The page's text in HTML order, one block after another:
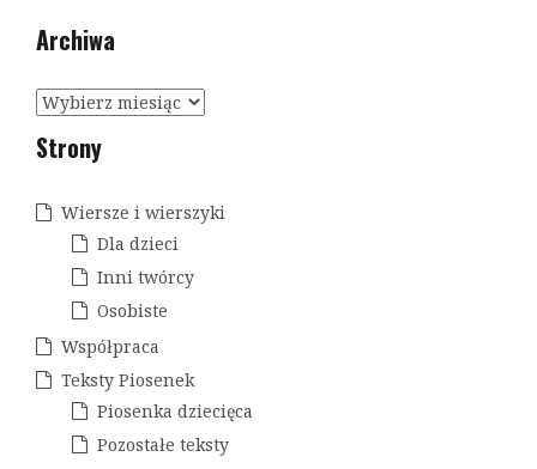
Archiwa
A
c
i
Strony
Wiersze i wierszyki
Dla dzieci
Inni twórcy
Osobiste
Współpraca
Teksty Piosenek
Piosenka dziecięca
Pozostałe teksty